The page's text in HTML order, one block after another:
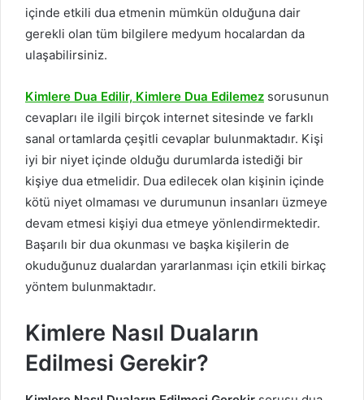
içinde etkili dua etmenin mümkün olduğuna dair
gerekli olan tüm bilgilere medyum hocalardan da
ulaşabilirsiniz.
Kimlere Dua Edilir, Kimlere Dua Edilemez sorusunun
cevapları ile ilgili birçok internet sitesinde ve farklı
sanal ortamlarda çeşitli cevaplar bulunmaktadır. Kişi
iyi bir niyet içinde olduğu durumlarda istediği bir
kişiye dua etmelidir. Dua edilecek olan kişinin içinde
kötü niyet olmaması ve durumunun insanları üzmeye
devam etmesi kişiyi dua etmeye yönlendirmektedir.
Başarılı bir dua okunması ve başka kişilerin de
okuduğunuz dualardan yararlanması için etkili birkaç
yöntem bulunmaktadır.
Kimlere Nasıl Duaların
Edilmesi Gerekir?